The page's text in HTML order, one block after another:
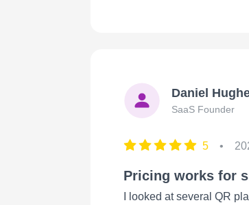
Daniel
SaaS Founder
5 •
Pricing works for
I looked at several QR